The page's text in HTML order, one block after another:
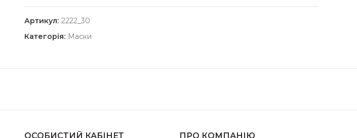
Артикул: 2222_30
Категорія: Маски
ОСОБИСТИЙ КАБІНЕТ ПРО КОМПАНІЮ